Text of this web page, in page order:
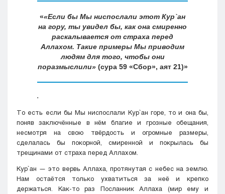
«Если бы Мы ниспослали этот Кyр`ан
на гору, ты увидел бы, как она смиренно
раскалывается от страха перед
Аллахом. Такие примеры Мы приводим
людям для того, чтобы они
поразмыслили»(сура 59 «Сбор», аят 21)
.
То есть если бы Мы ниспослали Кyр`ан горе, то и она бы,
поняв заключённые в нём благие и грозные обещания,
несмотря на свою твёрдость и огромные размеры,
сделалась бы покорной, смиренной и покрылась бы
трещинами от страха перед Аллахом.
Кyр`ан — это вервь Аллаха, протянутая с небес на землю.
Нам остаётся только ухватиться за неё и крепко
держаться. Как-то раз Посланник Аллаха (мир ему и